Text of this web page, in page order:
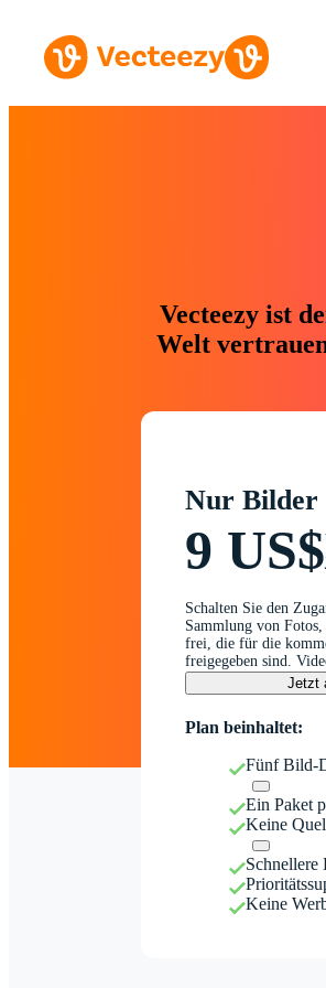
Vecteezy ist
Welt
Nur Bilder
9 US$
Schalten Sie den
Sammlung von
frei, die für die
freigegeben sind.
Jetzt
Plan beinhaltet:
Fünf Bild-
Ein Paket
Keine
Schnellere
Keine